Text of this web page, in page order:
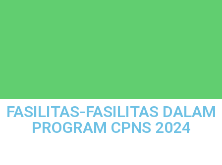
FASILITAS-FASILITAS DALAM
PROGRAM CPNS 2024